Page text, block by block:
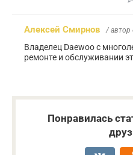
Алексей Смирнов / автор
Владелец Daewoo с
ремонте и обслуживании
Понравилась